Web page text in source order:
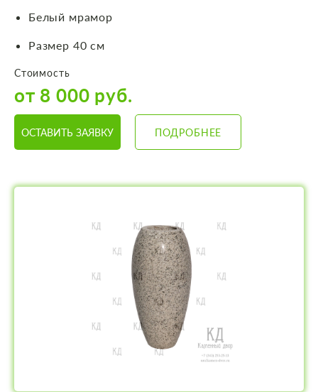
Белый мрамор
Размер 40 см
Стоимость
от 8 000 руб.
ОСТАВИТЬ ЗАЯВКУ ПОДРОБНЕЕ